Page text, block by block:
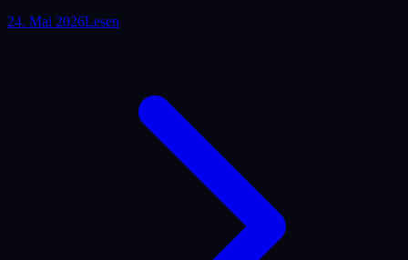
24. Mai 2026Lesen